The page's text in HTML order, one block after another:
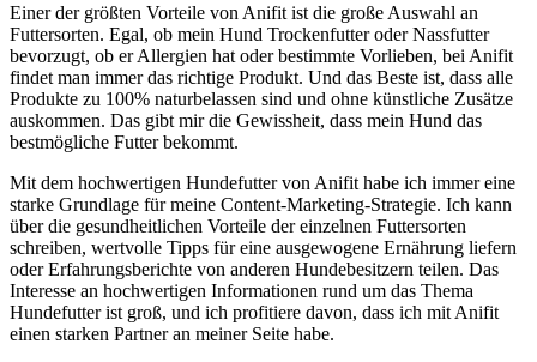
Einer der größten Vorteile von Anifit ist die große Auswahl an
Futtersorten. Egal, ob mein Hund Trockenfutter oder Nassfutter
bevorzugt, ob er Allergien hat oder bestimmte Vorlieben, bei Anifit
findet man immer das richtige Produkt. Und das Beste ist, dass alle
Produkte zu 100% naturbelassen sind und ohne künstliche Zusätze
auskommen. Das gibt mir die Gewissheit, dass mein Hund das
bestmögliche Futter bekommt.
Mit dem hochwertigen Hundefutter von Anifit habe ich immer eine
starke Grundlage für meine Content-Marketing-Strategie. Ich kann
über die gesundheitlichen Vorteile der einzelnen Futtersorten
schreiben, wertvolle Tipps für eine ausgewogene Ernährung liefern
oder Erfahrungsberichte von anderen Hundebesitzern teilen. Das
Interesse an hochwertigen Informationen rund um das Thema
Hundefutter ist groß, und ich profitiere davon, dass ich mit Anifit
einen starken Partner an meiner Seite habe.